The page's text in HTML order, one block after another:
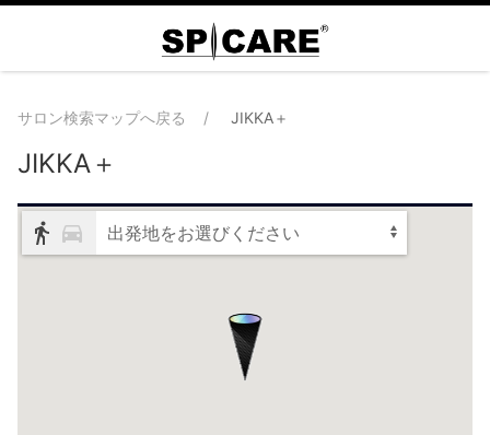
サロン検索マップへ戻る JIKKA＋
JIKKA＋
出発地をお選びください